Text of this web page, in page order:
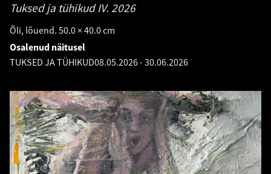
Tuksed ja tühikud IV. 2026
Õli, lõuend. 50.0 × 40.0 cm
Osalenud näitusel
TUKSED JA TÜHIKUD08.05.2026-30.06.2026